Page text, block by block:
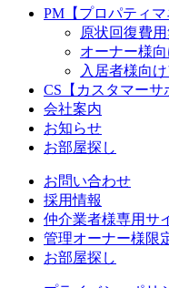
PM【プロパティマ
原状回復費
オーナー様向
入居者様向け
CS【カスタマーサ
会社案内
お知らせ
お部屋探し
お問い合わせ
採用情報
仲介業者様専用サ
管理オーナー様限
お部屋探し